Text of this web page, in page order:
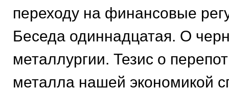
переходу на финансовые
Беседа одиннадцатая. О
металлургии. Тезис о
металла нашей экономикой